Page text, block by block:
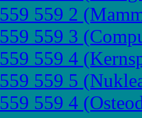
559 2
559 3
559 4
559 5
559 4